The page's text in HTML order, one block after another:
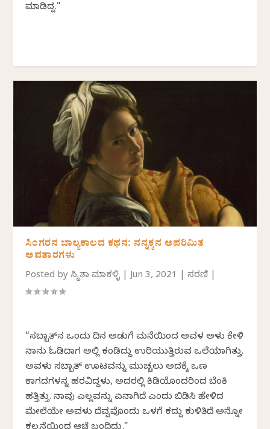
ಮಾಡಿದ್ದ.”
ಸಿಂಗರನ ಬಾಲ್ಯಕಾಲದ ಕಥನ: ನನ್ನಕ್ಕನ ಅಪರಿಮಿತ
ಅವತಾರಗಳು
Posted byಸ್ಮಿತಾ ಮಾಕಳ್ಳಿ |Jun 3, 2021 |ಸರಣಿ
“ಸಬ್ಬಾತ್‌ನ ಒಂದು ದಿನ ಅಡುಗೆ ಮನೆಯಿಂದ ಅವಳ ಅಳು ಕೇಳಿ
ನಾನು ಓಡಿದಾಗ ಅಲ್ಲಿ ಕಂಡಿದ್ದು ಉರಿಯುತ್ತಿರುವ ಒಲೆಯಾಗಿತ್ತು.
ಅವಳು ಸಬ್ಬಾತ್ ಊಟವನ್ನು ಮುಚ್ಚಲು ಅದಕ್ಕೆ ಒಣ
ಕಾಗದಗಳನ್ನ ಹರವಿದ್ದಳು, ಅದರಲ್ಲಿ ಕಿಡಿಯೊಂದರಿಂದ ಬೆಂಕಿ
ಹತ್ತಿತ್ತು. ನಾವು ಎಲ್ಲವನ್ನು ಏನಾಗಿದೆ ಎಂದು ಬಿಡಿಸಿ‌ ಹೇಳಿದ
ಮೇಲೆಯೇ ಅವಳು ದೆವ್ವವೊಂದು ಒಳಗೆ ಕದ್ದು ಕುಳಿತಿದೆ ಅನ್ನೋ